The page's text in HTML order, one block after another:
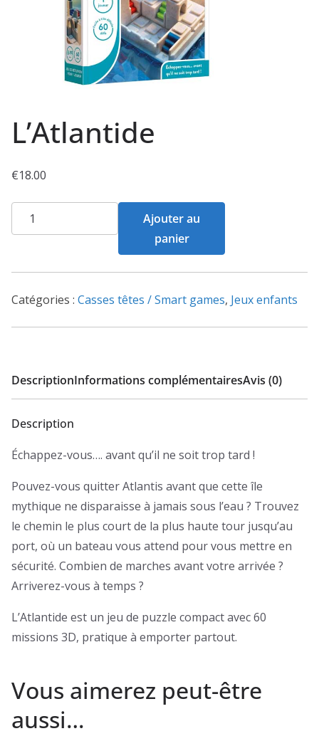
L’Atlantide
€18.00
quantité
de
Ajouter au
panier
Catégories : Casses têtes / Smart games, Jeux enfants
DescriptionInformations complémentairesAvis (0)
Description
Échappez-vous…. avant qu’il ne soit trop tard !
Pouvez-vous quitter Atlantis avant que cette île
mythique ne disparaisse à jamais sous l’eau ? Trouvez
le chemin le plus court de la plus haute tour jusqu’au
port, où un bateau vous attend pour vous mettre en
sécurité. Combien de marches avant votre arrivée ?
Arriverez-vous à temps ?
L’Atlantide est un jeu de puzzle compact avec 60
missions 3D, pratique à emporter partout.
Vous aimerez peut-être
aussi…